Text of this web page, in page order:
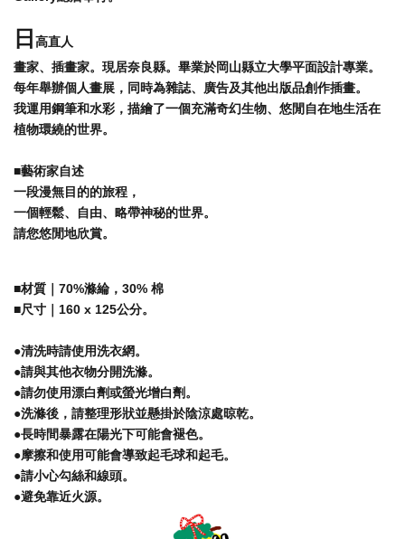
日 高直人
畫家、插畫家。現居奈良縣。畢業於岡山縣立大學平面設計專業。
每年舉辦個人畫展，同時為雜誌、廣告及其他出版品創作插畫。
我運用鋼筆和水彩，描繪了一個充滿奇幻生物、悠閒自在地生活在
植物環繞的世界。
■藝術家自述
一段漫無目的的旅程，
一個輕鬆、自由、略帶神秘的世界。
請您悠閒地欣賞。
■材質｜ 70%滌綸，30% 棉
■尺寸｜160 x 125公分。
●清洗時請使用洗衣網。
●請與其他衣物分開洗滌。
●請勿使用漂白劑或螢光增白劑。
●洗滌後，請整理形狀並懸掛於陰涼處晾乾。
●長時間暴露在陽光下可能會褪色。
●摩擦和使用可能會導致起毛球和起毛。
●請小心勾絲和線頭。
●避免靠近火源。